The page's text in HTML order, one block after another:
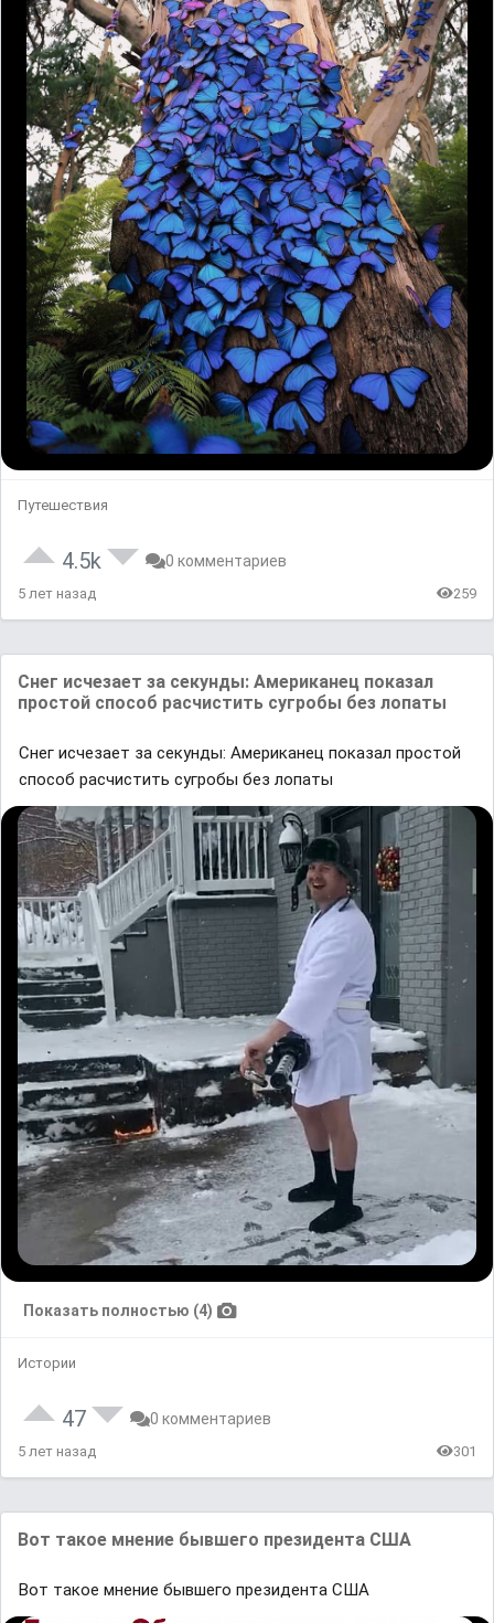
Путешествия
4.5k 0 комментариев
5 лет назад 259
Снег исчезает за секунды: Американец показал
простой способ расчистить сугробы без лопаты
Снег исчезает за секунды: Американец показал простой
способ расчистить сугробы без лопаты
Показать полностью (4)
Истории
47 0 комментариев
5 лет назад 301
Вот такое мнение бывшего президента США
Вот такое мнение бывшего президента США